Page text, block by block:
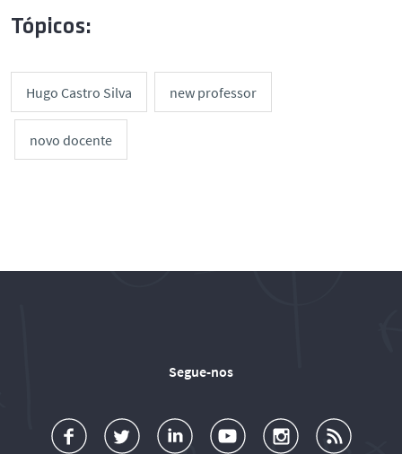
Tópicos:
Hugo Castro Silva new professor
novo docente
Segue-nos
a o d o o u